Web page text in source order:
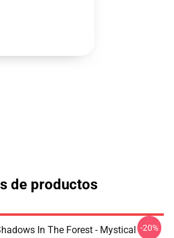
de productos
In The Forest - Mystical -20%